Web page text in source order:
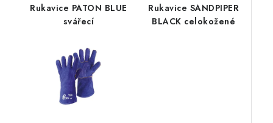
Rukavice PATON BLUE
svářecí
Rukavice SANDPIPER
BLACK celokožené